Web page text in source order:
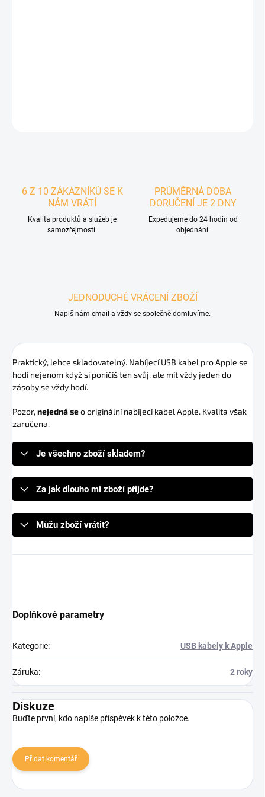
6 Z 10 ZÁKAZNÍKŮ SE K
NÁM VRÁTÍ
Kvalita produktů a služeb je
samozřejmostí.
PRŮMĚRNÁ DOBA
DORUČENÍ JE 2 DNY
Expedujeme do 24 hodin od
objednání.
JEDNODUCHÉ VRÁCENÍ ZBOŽÍ
Napiš nám email a vždy se společně domluvíme.
Praktický, lehce skladovatelný. Nabíjecí USB kabel pro Apple se
hodí nejenom když si poničíš ten svůj, ale mít vždy jeden do
zásoby se vždy hodí.
Pozor,nejedná seo originální nabíjecí kabel Apple. Kvalita však
zaručena.
Je všechno zboží skladem?
Za jak dlouho mi zboží přijde?
Můžu zboží vrátit?
Doplňkové parametry
Kategorie: USB kabely k Apple
Záruka: 2 roky
Diskuze
Buďte první, kdo napíše příspěvek k této položce.
Přidat komentář